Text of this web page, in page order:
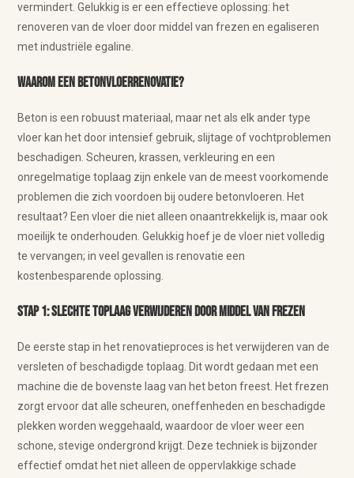
vermindert. Gelukkig is er een effectieve oplossing: het
renoveren van de vloer door middel van frezen en egaliseren
met industriële egaline.
Waarom een betonvloerrenovatie?
Beton is een robuust materiaal, maar net als elk ander type
vloer kan het door intensief gebruik, slijtage of vochtproblemen
beschadigen. Scheuren, krassen, verkleuring en een
onregelmatige toplaag zijn enkele van de meest voorkomende
problemen die zich voordoen bij oudere betonvloeren. Het
resultaat? Een vloer die niet alleen onaantrekkelijk is, maar ook
moeilijk te onderhouden. Gelukkig hoef je de vloer niet volledig
te vervangen; in veel gevallen is renovatie een
kostenbesparende oplossing.
Stap 1: Slechte toplaag verwijderen door middel van frezen
De eerste stap in het renovatieproces is het verwijderen van de
versleten of beschadigde toplaag. Dit wordt gedaan met een
machine die de bovenste laag van het beton freest. Het frezen
zorgt ervoor dat alle scheuren, oneffenheden en beschadigde
plekken worden weggehaald, waardoor de vloer weer een
schone, stevige ondergrond krijgt. Deze techniek is bijzonder
effectief omdat het niet alleen de oppervlakkige schade